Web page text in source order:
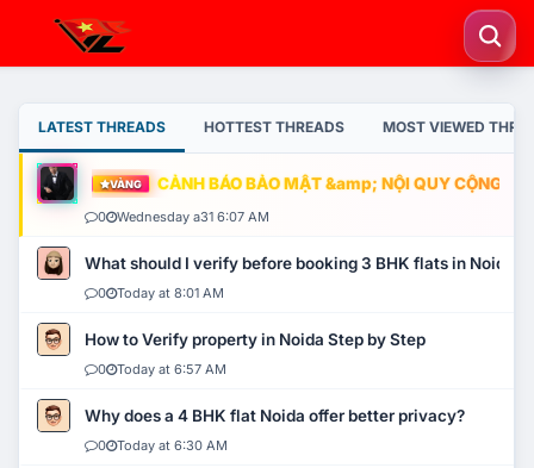
LATEST THREADS HOTTEST THREADS MOST VIEWED
VÀNG CẢNH BÁO BẢO MẬT &amp; NỘI QUY CỘNG
0 Wednesday a31 6:07 AM
What should I verify before booking 3 BHK flats in Noida?
0 Today at 8:01 AM
How to Verify property in Noida Step by Step
0 Today at 6:57 AM
Why does a 4 BHK flat Noida offer better privacy?
0 Today at 6:30 AM